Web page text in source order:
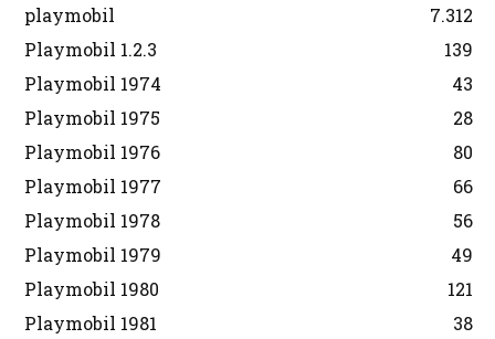
playmobil
7.312
Playmobil 1.2.3
139
Playmobil 1974
43
Playmobil 1975
28
Playmobil 1976
80
Playmobil 1977
66
Playmobil 1978
56
Playmobil 1979
49
Playmobil 1980
121
Playmobil 1981
38